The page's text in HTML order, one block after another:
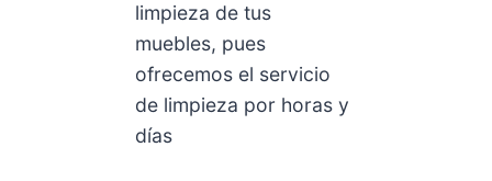
limpieza de tus
muebles, pues
ofrecemos el servicio
de limpieza por horas y
días